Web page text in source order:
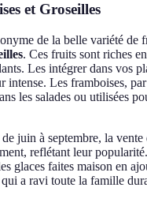
et Groseilles
de la belle variété de
. Ces fruits sont riches
Les intégrer dans vos
intense. Les framboises,
les salades ou utilisées
juin à septembre, la vente
reflétant leur
glaces faites maison en
a ravi toute la famille